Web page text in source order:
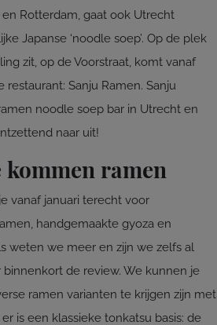
Rotterdam, gaat ook Utrecht
Japanse ‘noodle soep’. Op de plek
zit, op de Voorstraat, komt vanaf
Sanju Ramen. Sanju
noodle soep bar in Utrecht en
naar uit!
ramen
vanaf januari terecht voor
handgemaakte gyoza en
weten we meer en zijn we zelfs al
de review. We kunnen je
ramen varianten te krijgen zijn met
is een klassieke tonkatsu basis: de